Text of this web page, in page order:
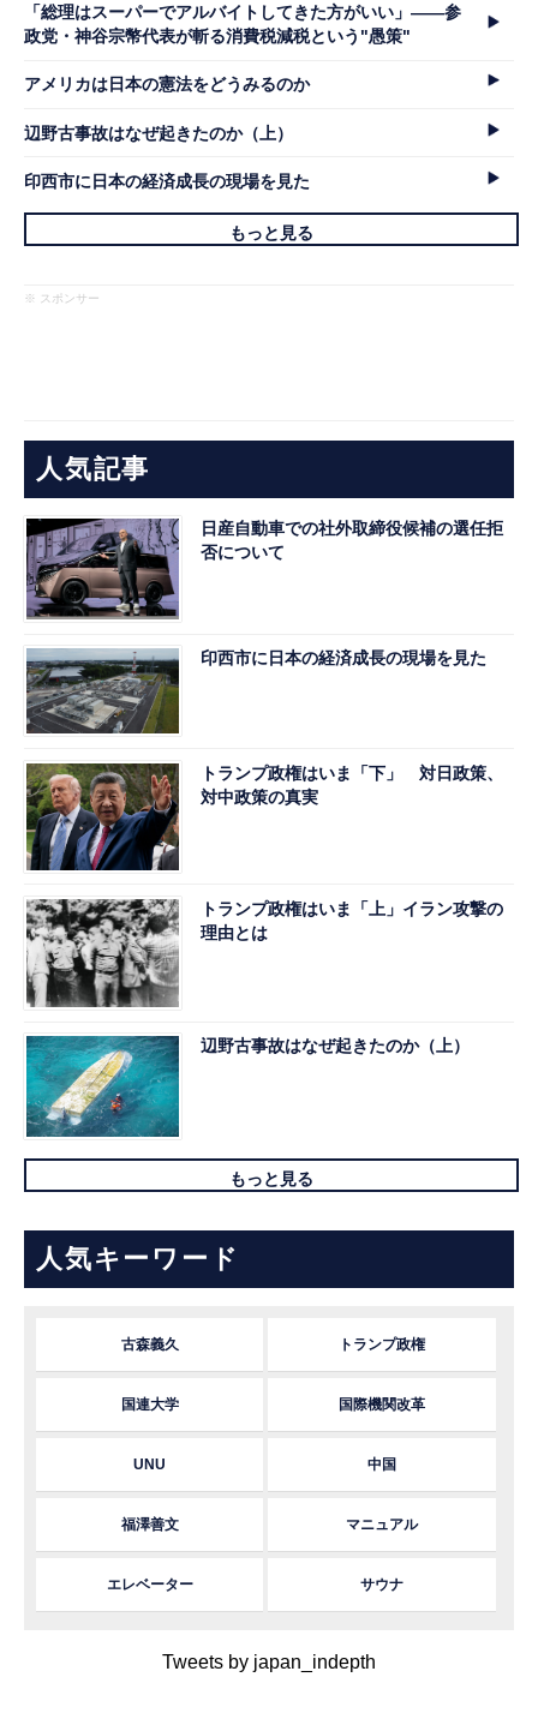
「総理はスーパーでアルバイトしてきた方がいい」――参
政党・神谷宗幣代表が斬る消費税減税という"愚策"
アメリカは日本の憲法をどうみるのか
辺野古事故はなぜ起きたのか（上）
印西市に日本の経済成長の現場を見た
もっと見る
※ スポンサー
人気記事
日産自動車での社外取締役候補の選任拒
否について
印西市に日本の経済成長の現場を見た
トランプ政権はいま「下」 対日政策、
対中政策の真実
トランプ政権はいま「上」イラン攻撃の
理由とは
辺野古事故はなぜ起きたのか（上）
もっと見る
人気キーワード
古森義久 トランプ政権
国連大学 国際機関改革
UNU 中国
福澤善文 マニュアル
エレベーター サウナ
Tweets by japan_indepth